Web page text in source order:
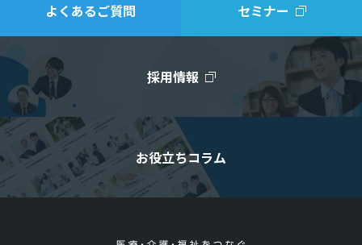
よくあるご質問 セミナー
採用情報
お役立ちコラム